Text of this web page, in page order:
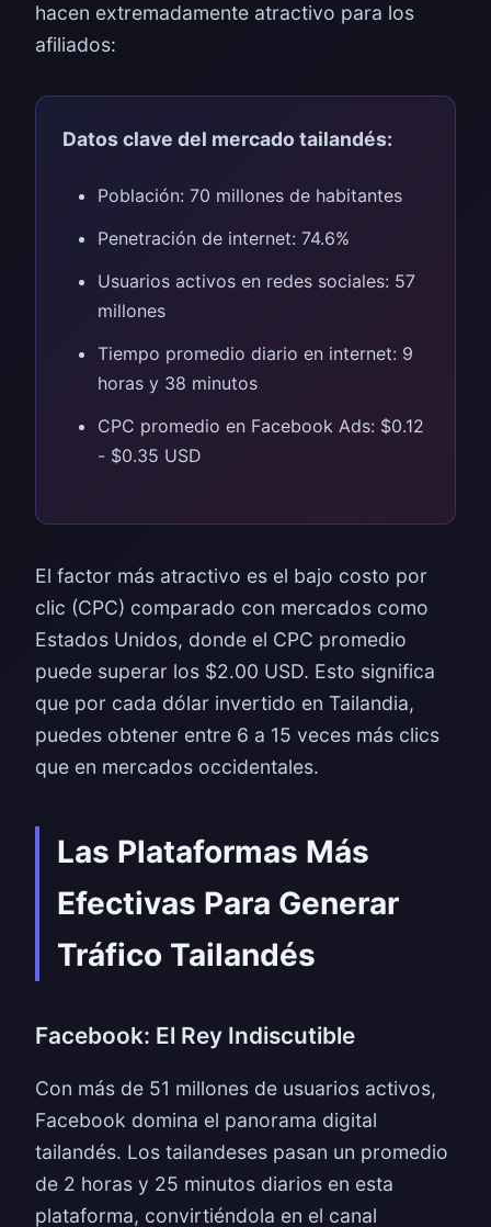
hacen extremadamente atractivo para los
afiliados:
Datos clave del mercado tailandés:
Población: 70 millones de habitantes
Penetración de internet: 74.6%
Usuarios activos en redes sociales: 57
millones
Tiempo promedio diario en internet: 9
horas y 38 minutos
CPC promedio en Facebook Ads: $0.12
- $0.35 USD
El factor más atractivo es el bajo costo por
clic (CPC) comparado con mercados como
Estados Unidos, donde el CPC promedio
puede superar los $2.00 USD. Esto significa
que por cada dólar invertido en Tailandia,
puedes obtener entre 6 a 15 veces más clics
que en mercados occidentales.
Las Plataformas Más
Efectivas Para Generar
Tráfico Tailandés
Facebook: El Rey Indiscutible
Con más de 51 millones de usuarios activos,
Facebook domina el panorama digital
tailandés. Los tailandeses pasan un promedio
de 2 horas y 25 minutos diarios en esta
plataforma, convirtiéndola en el canal